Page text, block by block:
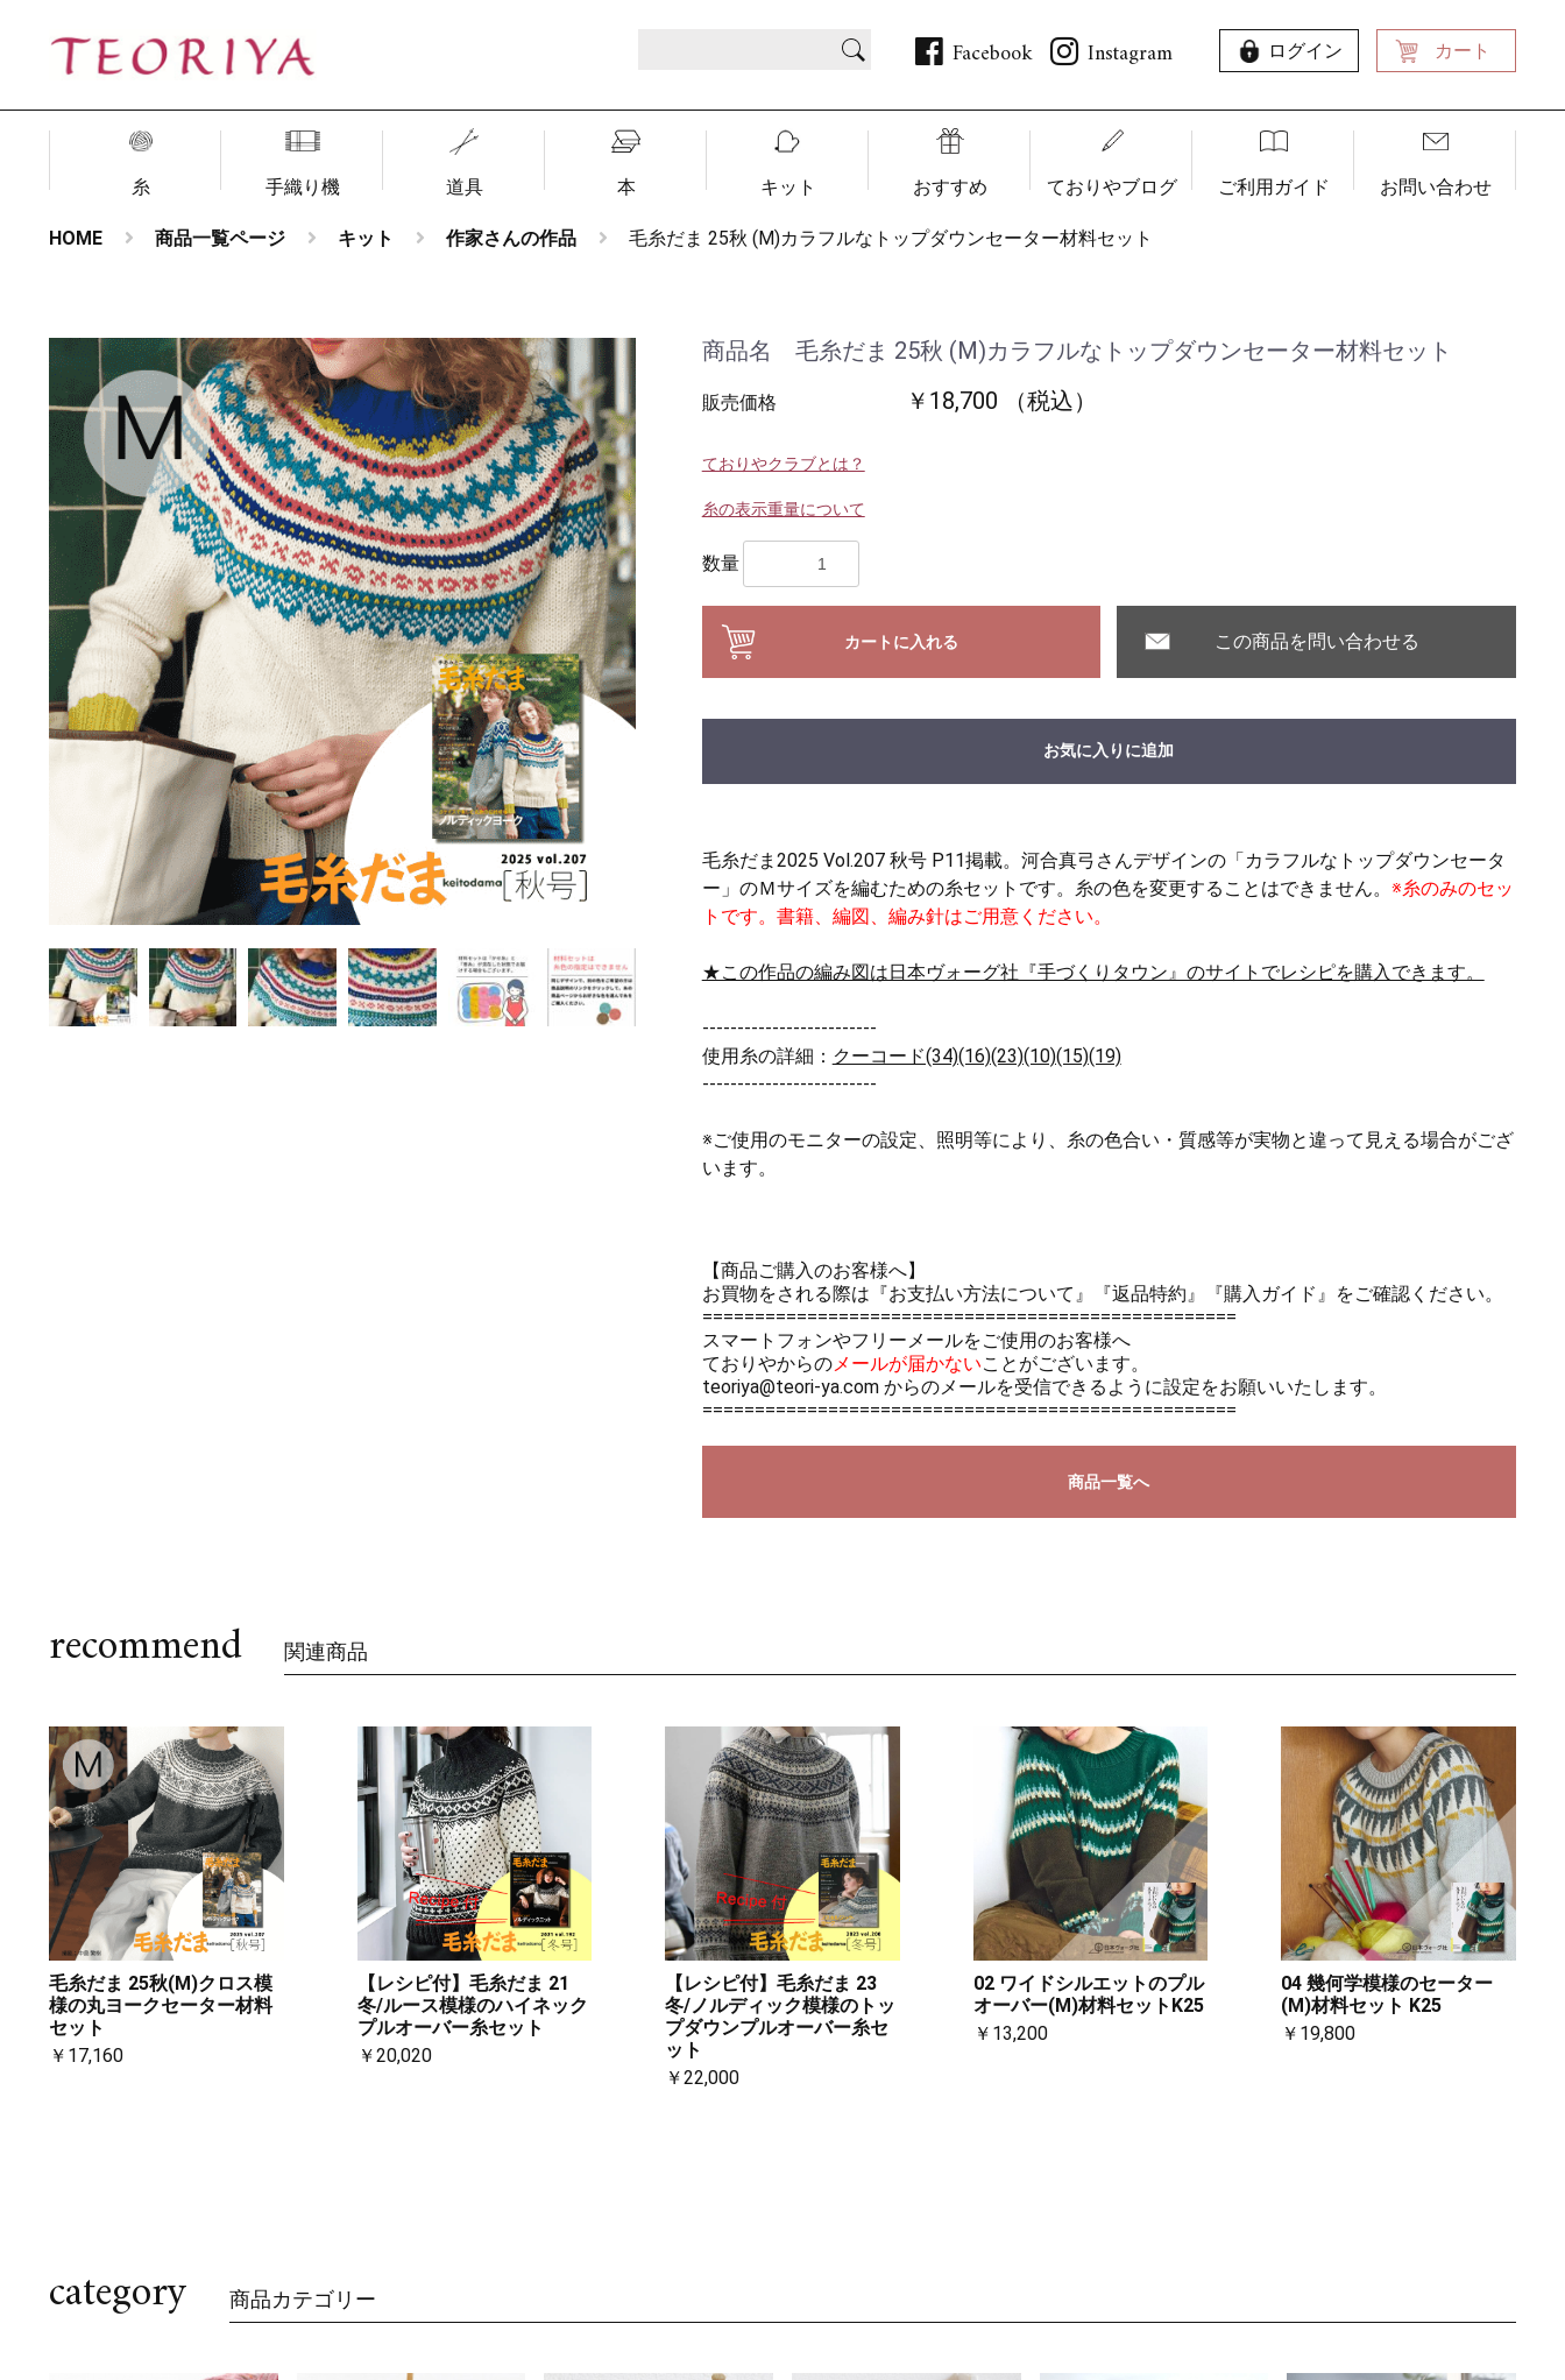
Facebook Instagram ログイン カート
糸 手織り機 道具 本 キット おすすめ ておりやブログ ご利用ガイド お問い合わせ
HOME 商品一覧ページ キット 作家さんの作品 毛糸だま 25秋 (M)カラフルなトップダウンセーター材料セット
商品名 毛糸だま 25秋 (M)カラフルなトップダウンセーター材料セット
販売価格 ￥18,700 （税込）
ておりやクラブとは？
糸の表示重量について
数量
カートに入れる この商品を問い合わせる
お気に入りに追加
毛糸だま2025 Vol.207 秋号 P11掲載。河合真弓さんデザインの「カラフルなトップダウンセータ
ー」のＭサイズを編むための糸セットです。糸の色を変更することはできません。 ※糸のみのセッ
トです。書籍、編図、編み針はご用意ください。
★この作品の編み図は日本ヴォーグ社『手づくりタウン』のサイトでレシピを購入できます。
-------------------------
使用糸の詳細： クーコード(34)(16)(23)(10)(15)(19)
-------------------------
※ご使用のモニターの設定、照明等により、糸の色合い・質感等が実物と違って見える場合がござ
います。
【商品ご購入のお客様へ】
お買物をされる際は 『お支払い方法について』 『返品特約』 『購入ガイド』 をご確認ください。
===================================================
スマートフォンやフリーメールをご使用のお客様へ
ておりやからのメールが届かないことがございます。
teoriya@teori-ya.com からのメールを受信できるように設定をお願いいたします。
===================================================
商品一覧へ
recommend 関連商品
毛糸だま 25秋(M)クロス模
様の丸ヨークセーター材料
セット
￥17,160
【レシピ付】毛糸だま 21
冬/ルース模様のハイネック
プルオーバー糸セット
￥20,020
【レシピ付】毛糸だま 23
冬/ノルディック模様のトッ
プダウンプルオーバー糸セ
ット
￥22,000
02 ワイドシルエットのプル
オーバー(M)材料セットK25
￥13,200
04 幾何学模様のセーター
(M)材料セット K25
￥19,800
category 商品カテゴリー